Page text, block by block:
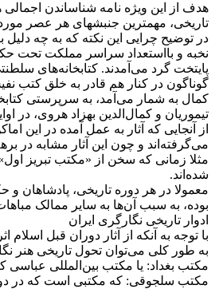
هدف از این ویژه نامه شناساندن اجمالی
تاریخی، مهمترین جنبشهای هر عصر
در توضیح چرایی این نکته که به چه
نخبه و بااستعداد سراسر مملکت تحت
گوناگون در کنار هم قادر به خلق کتب
کمال به شمار می‌آمد، به سرپرستی
تیموریان و کمال‌الدین بهزاد هروی، در
از آنجایی که آثار به عمل آمده در این
می‌گرفته‌اند و چون این آثار مشابه در
مثلا زمانی که سخن از «مکتب تبریز
شده‌اند.
معمولا در هر دوره تاریخی، پادشاهان
بوده، به سبب آن‌ها به سایر ممالک
ادوار تاریخی نگارگری ایران
با توجه به آنکه از آثار دوران قبل
به طور کلی می‌توان تحول تاریخی هنر
مکتب بغداد: یا مکتب بین‌المللی
مکتب سلجوقی: که مکتبی است که در دوران حکومت